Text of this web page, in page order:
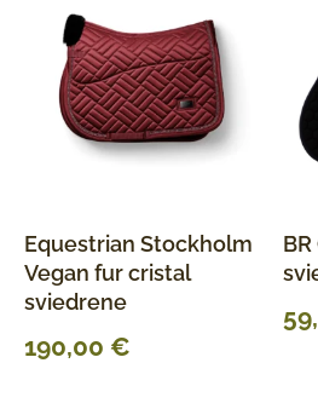
Equestrian Stockholm
Vegan fur cristal
sviedrene
190,00 €